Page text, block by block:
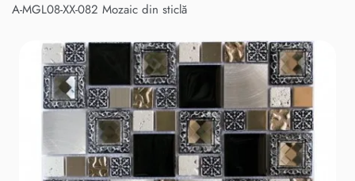
A-MGL08-XX-082 Mozaic din sticlă